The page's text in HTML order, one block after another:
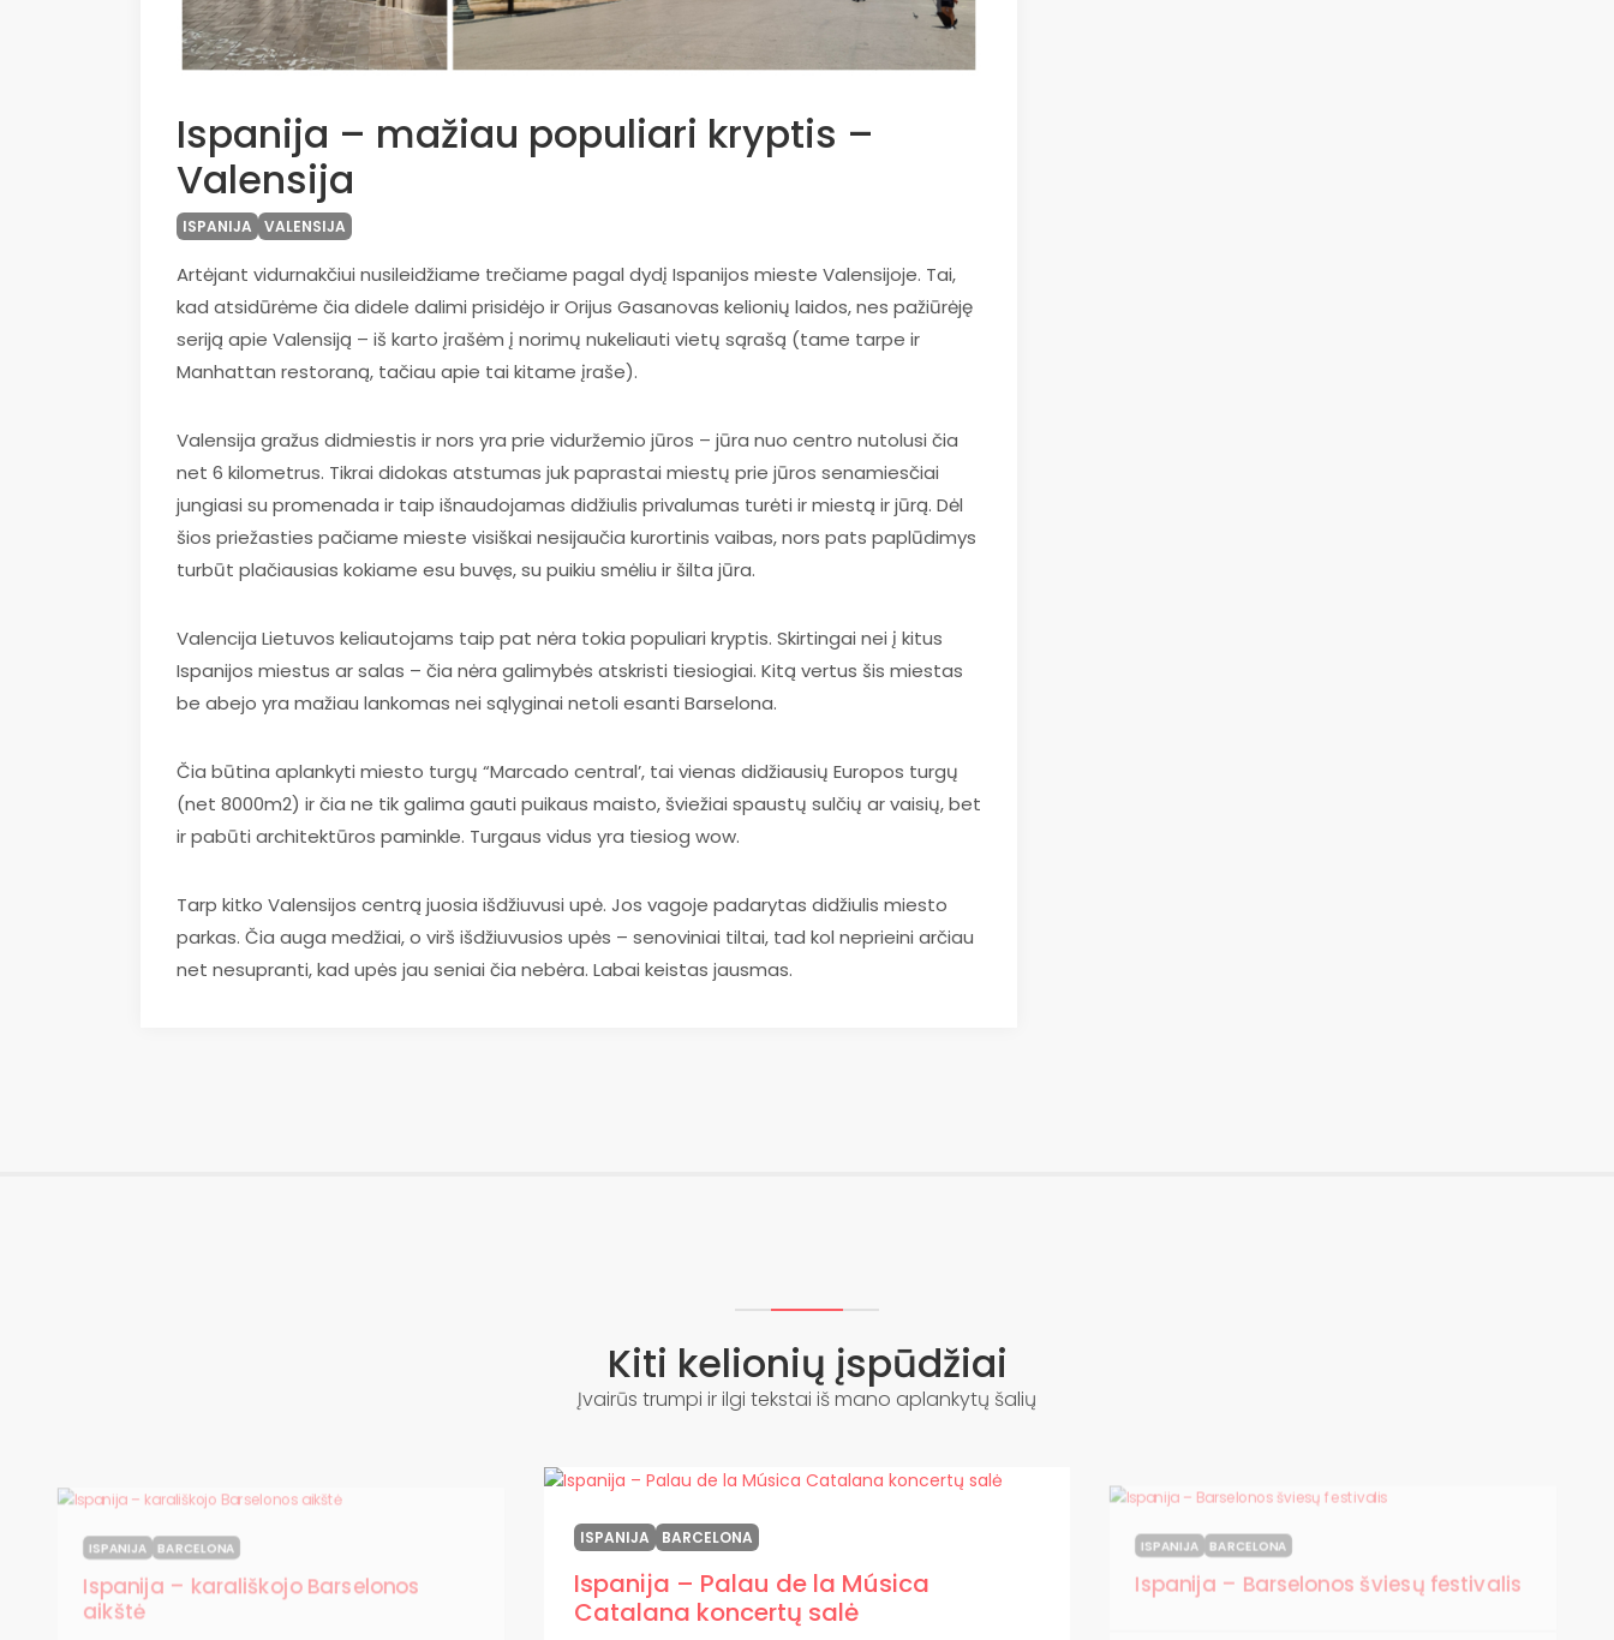
Ispanija – mažiau populiari kryptis –
Valensija
ISPANIJA VALENSIJA
Artėjant vidurnakčiui nusileidžiame trečiame pagal dydį Ispanijos mieste Valensijoje. Tai,
kad atsidūrėme čia didele dalimi prisidėjo ir Orijus Gasanovas kelionių laidos, nes pažiūrėję
seriją apie Valensiją – iš karto įrašėm į norimų nukeliauti vietų sąrašą (tame tarpe ir
Manhattan restoraną, tačiau apie tai kitame įraše).
Valensija gražus didmiestis ir nors yra prie viduržemio jūros – jūra nuo centro nutolusi čia
net 6 kilometrus. Tikrai didokas atstumas juk paprastai miestų prie jūros senamiesčiai
jungiasi su promenada ir taip išnaudojamas didžiulis privalumas turėti ir miestą ir jūrą. Dėl
šios priežasties pačiame mieste visiškai nesijaučia kurortinis vaibas, nors pats paplūdimys
turbūt plačiausias kokiame esu buvęs, su puikiu smėliu ir šilta jūra.
Valencija Lietuvos keliautojams taip pat nėra tokia populiari kryptis. Skirtingai nei į kitus
Ispanijos miestus ar salas – čia nėra galimybės atskristi tiesiogiai. Kitą vertus šis miestas
be abejo yra mažiau lankomas nei sąlyginai netoli esanti Barselona.
Čia būtina aplankyti miesto turgų “Marcado central’, tai vienas didžiausių Europos turgų
(net 8000m2) ir čia ne tik galima gauti puikaus maisto, šviežiai spaustų sulčių ar vaisių, bet
ir pabūti architektūros paminkle. Turgaus vidus yra tiesiog wow.
Tarp kitko Valensijos centrą juosia išdžiuvusi upė. Jos vagoje padarytas didžiulis miesto
parkas. Čia auga medžiai, o virš išdžiuvusios upės – senoviniai tiltai, tad kol neprieini arčiau
net nesupranti, kad upės jau seniai čia nebėra. Labai keistas jausmas.
Kiti kelionių įspūdžiai
Įvairūs trumpi ir ilgi tekstai iš mano aplankytų šalių
ISPANIJA BARCELONA
Ispanija – karališkojo Barselonos
aikštė
ISPANIJA BARCELONA
Ispanija – Palau de la Música
Catalana koncertų salė
ISPANIJA BARCELONA
Ispanija – Barselonos šviesų festivalis